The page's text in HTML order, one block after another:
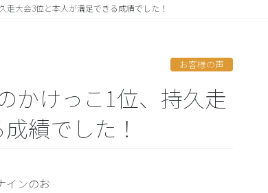
大会3位と本人が満足できる成績でした！
お客様の声
かけっこ1位、持久走
績でした！
インのお